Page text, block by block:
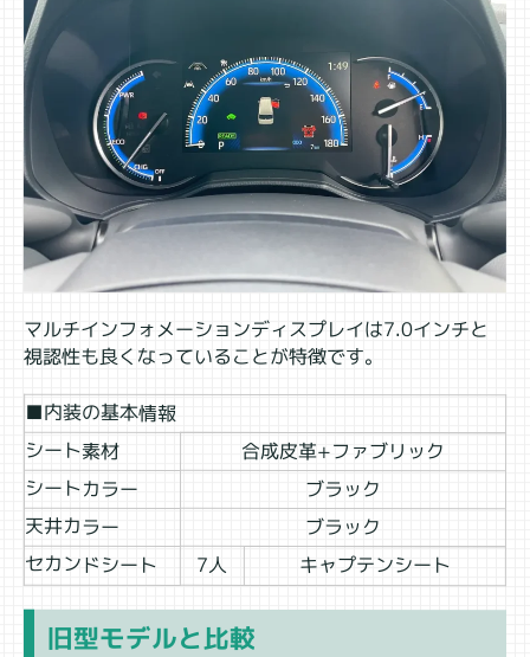
マルチインフォメーションディスプレイは7.0インチと
視認性も良くなっていることが特徴です。
■内装の基本情報
シート素材 合成皮革+ファブリック
シートカラー ブラック
天井カラー ブラック
セカンドシート 7人 キャプテンシート
旧型モデルと比較